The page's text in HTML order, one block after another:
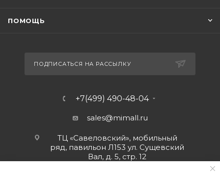
ПОМОЩЬ
ПОДПИСАТЬСЯ НА РАССЫЛКУ
+7(499) 490-48-04
sales@mimall.ru
ТЦ «Савеловский», мобильный
ряд, павильон Л153 ул. Сущевский
Вал, д. 5, стр. 12